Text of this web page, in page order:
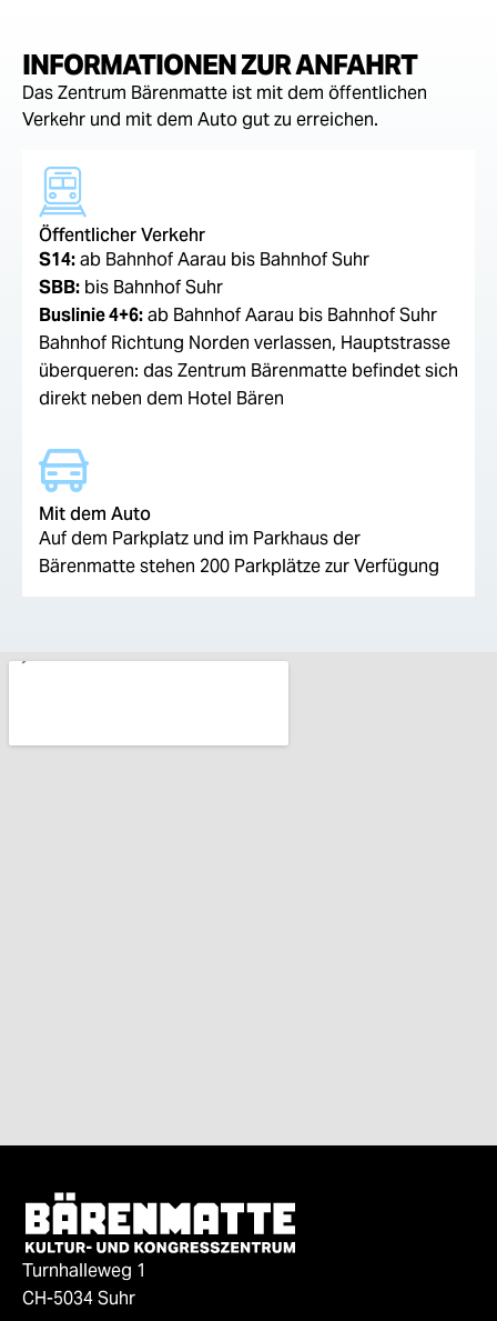
INFORMATIONEN ZUR ANFAHRT
Das Zentrum Bärenmatte ist mit dem öffentlichen
Verkehr und mit dem Auto gut zu erreichen.
Öffentlicher Verkehr
S14:ab Bahnhof Aarau bis Bahnhof Suhr
SBB: bis Bahnhof Suhr
Buslinie 4+6:ab Bahnhof Aarau bis Bahnhof Suhr
Bahnhof Richtung Norden verlassen, Hauptstrasse
überqueren: das Zentrum Bärenmatte befindet sich
direkt neben dem Hotel Bären
Mit dem Auto
Auf dem Parkplatz und im Parkhaus der
Bärenmatte stehen 200 Parkplätze zur Verfügung
Turnhalleweg 1
CH-5034 Suhr